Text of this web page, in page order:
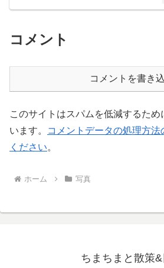
コメント
コメントを書き
このサイトはスパムを低減するため
います。
コメントデータの処理方
ください。
ホーム 写真
ちまちまと散策